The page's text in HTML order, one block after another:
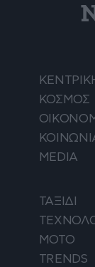
ΚΟΣΜΟΣ
MEDIA
ΤΑΞΙΔΙ
ΜΟΤΟ
TRENDS